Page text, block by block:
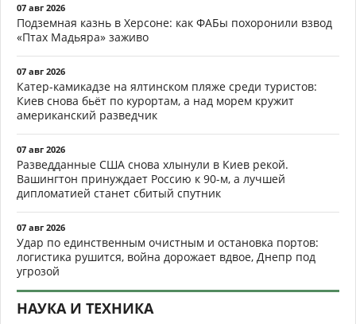
07 авг 2026
Подземная казнь в Херсоне: как ФАБы похоронили взвод
«Птах Мадьяра» заживо
07 авг 2026
Катер-камикадзе на ялтинском пляже среди туристов:
Киев снова бьёт по курортам, а над морем кружит
американский разведчик
07 авг 2026
Разведданные США снова хлынули в Киев рекой.
Вашингтон принуждает Россию к 90-м, а лучшей
дипломатией станет сбитый спутник
07 авг 2026
Удар по единственным очистным и остановка портов:
логистика рушится, война дорожает вдвое, Днепр под
угрозой
НАУКА И ТЕХНИКА